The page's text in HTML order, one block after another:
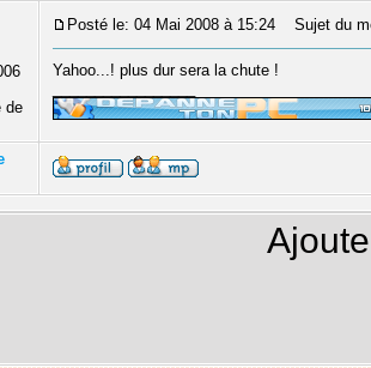
de
Posté le: 04 Mai 2008 à 15:24 Sujet du
Yahoo...! plus dur sera la chute !